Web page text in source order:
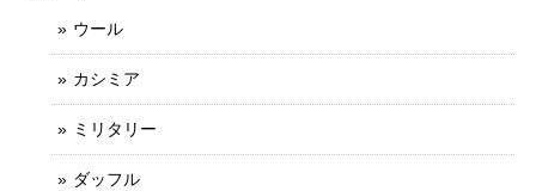
ウール
カシミア
ミリタリー
ダッフル